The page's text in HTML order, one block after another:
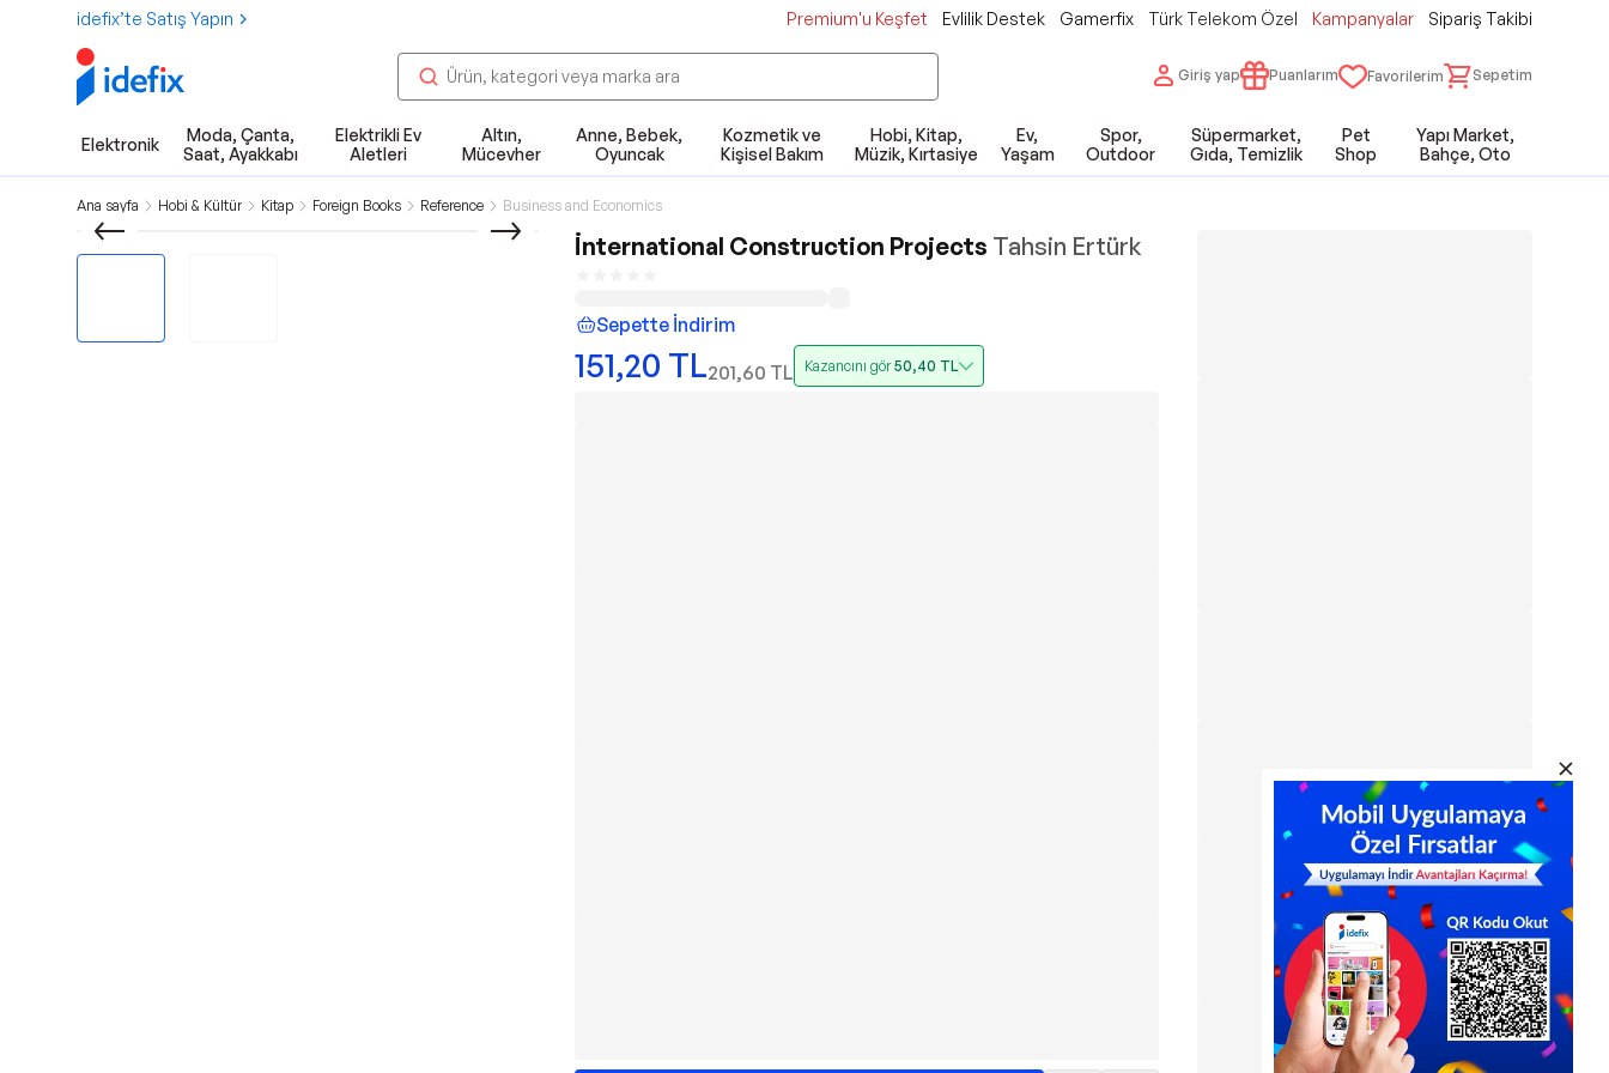
idefix’te Satış Yapın Premium'u Keşfet Evlilik Destek Gamerfix Türk Telekom Özel Kampanyalar Sipariş Takibi
Giriş yap Puanlarım Favorilerim Sepetim
Elektronik
Moda, Çanta,
Saat, Ayakkabı
Elektrikli Ev
Aletleri
Altın,
Mücevher
Anne, Bebek,
Oyuncak
Kozmetik ve
Kişisel Bakım
Hobi, Kitap,
Müzik, Kırtasiye
Ev,
Yaşam
Spor,
Outdoor
Süpermarket,
Gıda, Temizlik
Pet
Shop
Yapı Market,
Bahçe, Oto
Ana sayfa Hobi & Kültür Kitap Foreign Books Reference Business and Economics
İnternational Construction Projects Tahsin Ertürk
Sepette İndirim
151,20 TL201,60 TL Kazancını gör50,40 TL